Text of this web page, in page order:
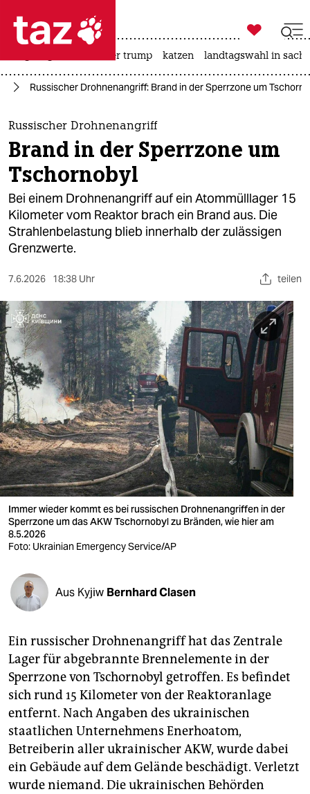
 taz zahl ich
taz zahl ich
themen
politik
öko
gesellschaft
kultur
sport
berlin
nord
wahrheit
verlag
verlag
veranstaltungen
shop
fragen & hilfe
unterstützen
genossenschaft

taz zahl ich
usa unter trump katzen landtagswahl in
Russischer Drohnenangriff: Brand in der Sperrzone um
Russischer Drohnenangriff
Brand in der Sperrzone um
Tschornobyl
Bei einem Drohnenangriff auf ein Atommülllager 15
Kilometer vom Reaktor brach ein Brand aus. Die
Strahlenbelastung blieb innerhalb der zulässigen
Grenzwerte.
7.6.2026 18:38 Uhr teilen
Immer wieder kommt es bei russischen Drohnenangriffen in der
Sperrzone um das AKW Tschornobyl zu Bränden, wie hier am
8.5.2026
Foto: Ukrainian Emergency Service/AP
Aus Kyjiw Bernhard Clasen
Ein russischer Drohnenangriff hat das Zentrale
Lager für abgebrannte Brennelemente in der
Sperrzone von Tschornobyl getroffen. Es befindet
sich rund 15 Kilometer von der Reaktoranlage
entfernt. Nach Angaben des ukrainischen
staatlichen Unternehmens Enerhoatom,
Betreiberin aller ukrainischer AKW, wurde dabei
ein Gebäude auf dem Gelände beschädigt. Verletzt
wurde niemand. Die ukrainischen Behörden